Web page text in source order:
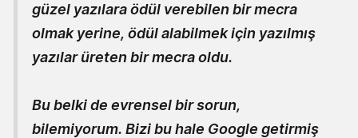
güzel yazılara ödül verebilen bir mecra
olmak yerine, ödül alabilmek için yazılmış
yazılar üreten bir mecra oldu.
Bu belki de evrensel bir sorun,
bilemiyorum. Bizi bu hale Google getirmiş